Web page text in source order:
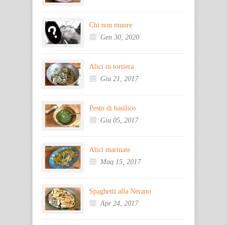
Chi non muore
Gen 30, 2020
Alici in tortiera
Giu 21, 2017
Pesto di basilico
Giu 05, 2017
Alici marinate
Mag 15, 2017
Spaghetti alla Nerano
Apr 24, 2017